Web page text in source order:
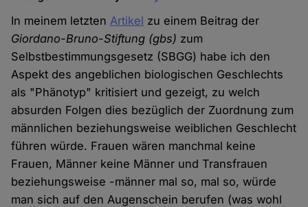
In meinem letzten Artikel zu einem Beitrag der
Giordano-Bruno-Stiftung (gbs) zum
Selbstbestimmungsgesetz (SBGG) habe ich den
Aspekt des angeblichen biologischen Geschlechts
als "Phänotyp" kritisiert und gezeigt, zu welch
absurden Folgen dies bezüglich der Zuordnung zum
männlichen beziehungsweise weiblichen Geschlecht
führen würde. Frauen wären manchmal keine
Frauen, Männer keine Männer und Transfrauen
beziehungsweise -männer mal so, mal so, würde
man sich auf den Augenschein berufen (was wohl